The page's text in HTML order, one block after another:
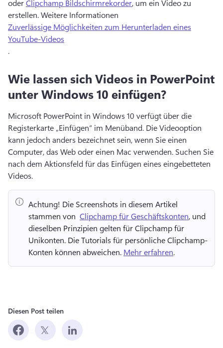
oder Clipchamp Bildschirmrekorder, um ein Video zu
erstellen. Weitere Informationen
Zuverlässige Möglichkeiten zum Herunterladen eines
YouTube-Videos
.
Wie lassen sich Videos in PowerPoint
unter Windows 10 einfügen?
Microsoft PowerPoint in Windows 10 verfügt über die
Registerkarte „Einfügen“ im Menüband. Die Videooption
kann jedoch anders bezeichnet sein, wenn Sie einen
Computer, das Web oder einen Mac verwenden. Suchen Sie
nach dem Aktionsfeld für das Einfügen eines eingebetteten
Videos.
Achtung! Die Screenshots in diesem Artikel
stammen von ⁠ Clipchamp für Geschäftskonten, und
dieselben Prinzipien gelten für Clipchamp für
Unikonten. Die Tutorials für persönliche Clipchamp-
Konten können abweichen. Mehr erfahren.
Diesen Post teilen